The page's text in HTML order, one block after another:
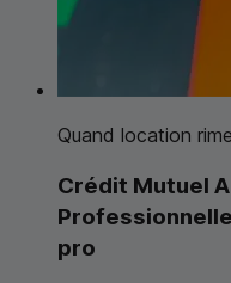
Quand location
Crédit Mutuel
pro